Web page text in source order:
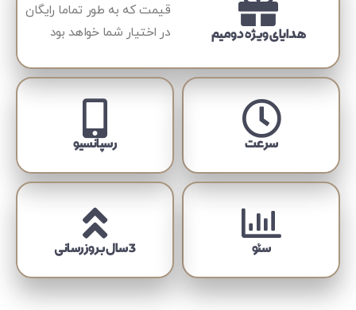
هدایای ویژه دومیم
قیمت که به طور تماما رایگان
در اختیار شما خواهد بود
سرعت رسپانسیو
سئو 3 سال بروزرسانی